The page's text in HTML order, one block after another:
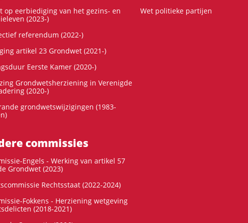
op eerbiediging van het gezins- en
(2023-)
referendum (2022-)
artikel 23 Grondwet (2021-)
Eerste Kamer (2020-)
Grondwetsherziening in Verenigde
(2020-)
grondwetswijzigingen (1983-
Wet politieke partijen
commissies
Engels - Werking van artikel 57
Grondwet (2023)
Rechtsstaat (2022-2024)
Fokkens - Herziening wetgeving
(2018-2021)